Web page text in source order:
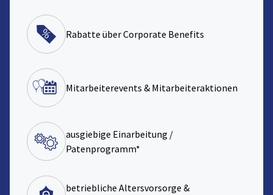
Rabatte über Corporate Benefits
Mitarbeiterevents & Mitarbeiteraktionen
ausgiebige Einarbeitung /
Patenprogramm*
betriebliche Altersvorsorge &